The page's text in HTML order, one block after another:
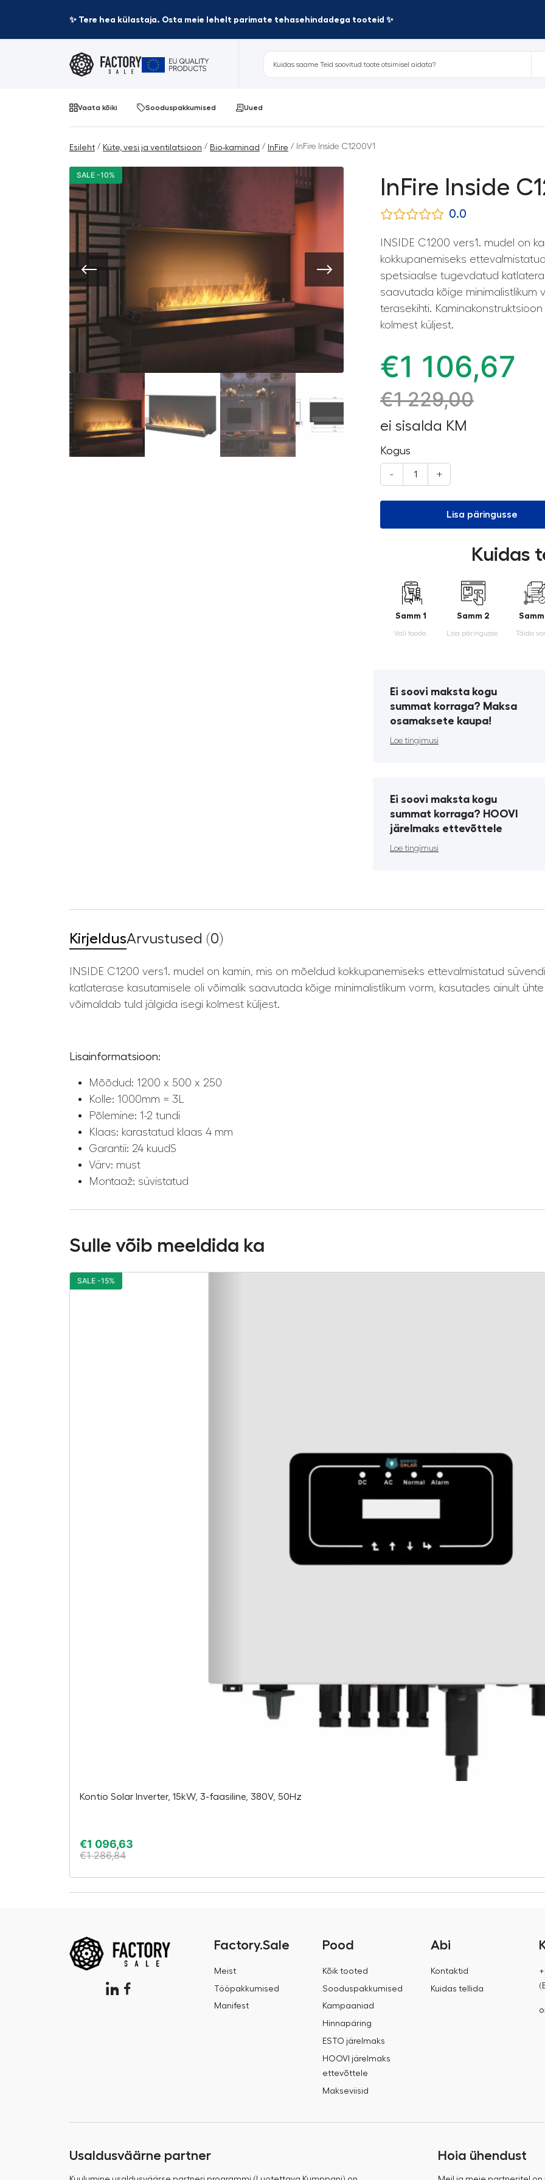
✨ Tere hea külastaja. Osta meie lehelt parimate tehasehindadega tooteid ✨
Vaata kõiki Sooduspakkumised Uued
Esileht / Küte, vesi ja ventilatsioon / Bio-kaminad / InFire / InFire Inside C1200V1
SALE -10%
InFire Inside
0.0
INSIDE C1200 vers1. mudel on
kokkupanemiseks
spetsiaalse tugevdatud
saavutada kõige minimalistlikum
terasekihti.
kolmest küljest.
€1 106,67
€1 229,00
ei sisalda KM
Kogus
- +
Lisa päringusse
Kuidas
Samm 1
Vali toode.
Samm 2
Lisa päringusse. Täida
Ei soovi maksta kogu
summat korraga? Maksa
osamaksete kaupa!
Loe tingimusi
Ei soovi maksta kogu
summat korraga? HOOVI
järelmaks ettevõttele
Loe tingimusi
KirjeldusArvustused (0)
INSIDE C1200 vers1. mudel on kamin, mis on mõeldud kokkupanemiseks ettevalmistatud
katlaterase kasutamisele oli võimalik saavutada kõige minimalistlikum vorm, kasutades ainult
võimaldab tuld jälgida isegi kolmest küljest.
Lisainformatsioon:
Mõõdud: 1200 x 500 x 250
Kolle: 1000mm = 3L
Põlemine: 1-2 tundi
Klaas: karastatud klaas 4 mm
Garantii: 24 kuudS
Värv: must
Montaaž: süvistatud
Sulle võib meeldida ka
Kontio Solar Inverter, 15kW, 3-faasiline, 380V, 50Hz
€1 096,63
€1 286,84
SALE -15%
Factory.Sale
Meist
Tööpakkumised
Manifest
Pood
Kõik tooted
Sooduspakkumised
Kampaaniad
Hinnapäring
ESTO järelmaks
HOOVI järelmaks
ettevõttele
Makseviisid
Abi
Kontaktid
Kuidas tellida
Usaldusväärne partner Hoia ühendust